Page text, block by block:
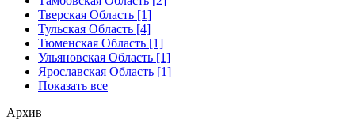
Тверская Область [1]
Тульская Область [4]
Тюменская Область [1]
Ульяновская Область [1]
Ярославская Область [1]
Показать все
Архив